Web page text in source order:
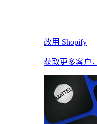
改用 Shopify
获取更多客户